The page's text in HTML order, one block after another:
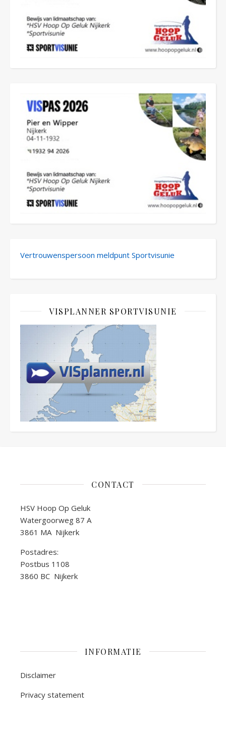
Vertrouwenspersoon meldpunt Sportvisunie
VISPLANNER SPORTVISUNIE
CONTACT
HSV Hoop Op Geluk
Watergoorweg 87 A
3861 MA Nijkerk
Postadres:
Postbus 1108
3860 BC Nijkerk
INFORMATIE
Disclaimer
Privacy statement